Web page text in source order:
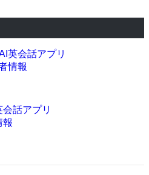
英会話アプリ
情報
会話アプリ
報